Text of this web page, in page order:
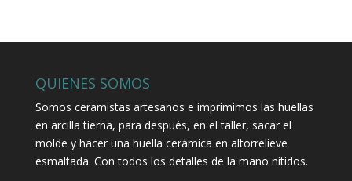
QUIENES SOMOS
Somos ceramistas artesanos e imprimimos las huellas
en arcilla tierna, para después, en el taller, sacar el
molde y hacer una huella cerámica en altorrelieve
esmaltada. Con todos los detalles de la mano nítidos.